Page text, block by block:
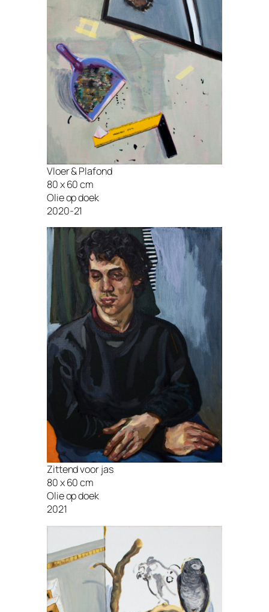
Vloer & Plafond
80 x 60 cm
Olie op doek
2020-21
Zittend voor jas
80 x 60 cm
Olie op doek
2021